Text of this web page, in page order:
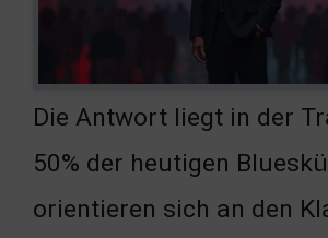
Die Antwort liegt in der
50% der heutigen
orientieren sich an den